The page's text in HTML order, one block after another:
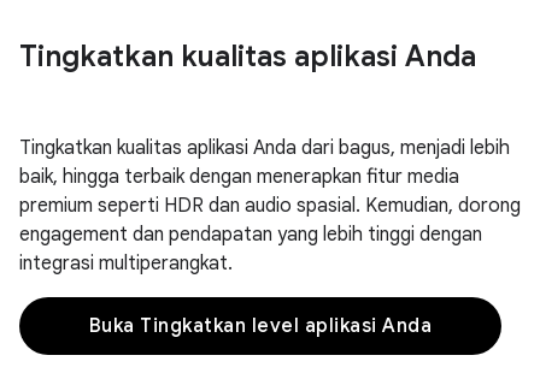
Tingkatkan kualitas aplikasi Anda
Tingkatkan kualitas aplikasi Anda dari bagus, menjadi lebih
baik, hingga terbaik dengan menerapkan fitur media
premium seperti HDR dan audio spasial. Kemudian, dorong
engagement dan pendapatan yang lebih tinggi dengan
integrasi multiperangkat.
Buka Tingkatkan level aplikasi Anda